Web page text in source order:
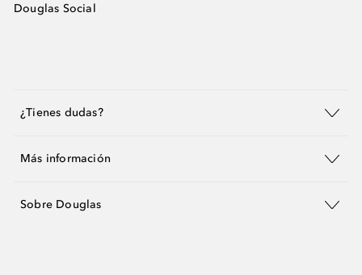
Douglas Social
¿Tienes dudas?
Más información
Sobre Douglas